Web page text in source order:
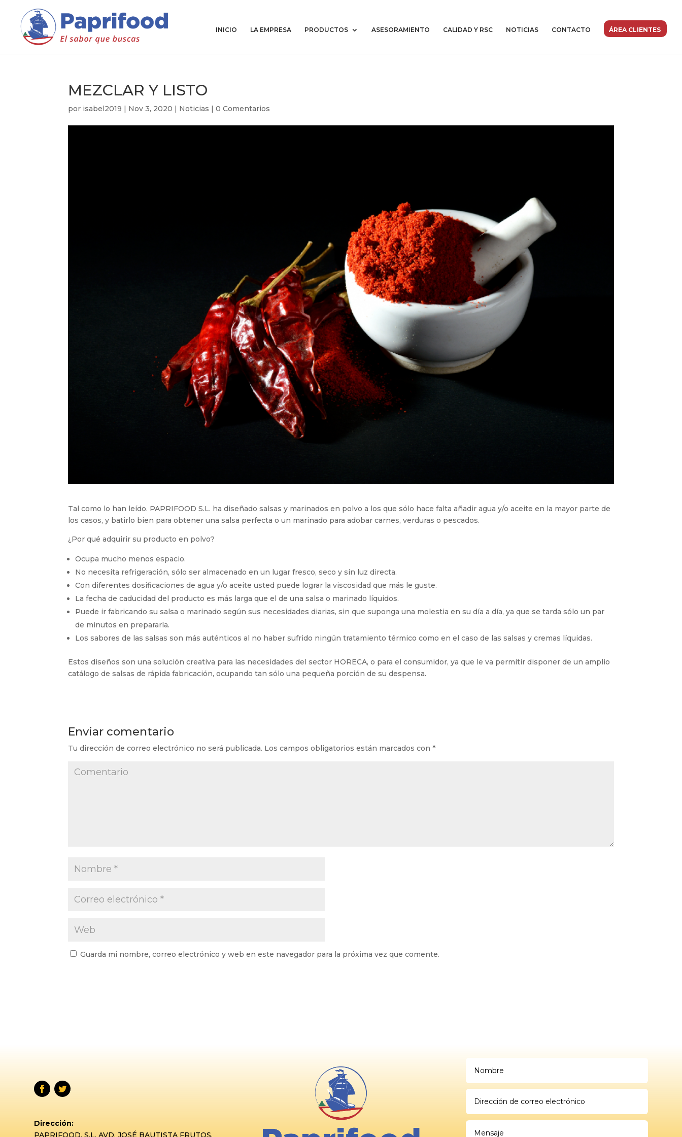
INICIO LA EMPRESA PRODUCTOS ASESORAMIENTO CALIDAD Y RSC NOTICIAS CONTACTO ÁREA CLIENTES
MEZCLAR Y LISTO
por isabel2019 | Nov 3, 2020 | Noticias |0 Comentarios
Tal como lo han leído. PAPRIFOOD S.L. ha diseñado salsas y marinados en polvo a los que sólo hace falta añadir agua y/o aceite en la mayor parte de
los casos, y batirlo bien para obtener una salsa perfecta o un marinado para adobar carnes, verduras o pescados.
¿Por qué adquirir su producto en polvo?
Ocupa mucho menos espacio.
No necesita refrigeración, sólo ser almacenado en un lugar fresco, seco y sin luz directa.
Con diferentes dosificaciones de agua y/o aceite usted puede lograr la viscosidad que más le guste.
La fecha de caducidad del producto es más larga que el de una salsa o marinado líquidos.
Puede ir fabricando su salsa o marinado según sus necesidades diarias, sin que suponga una molestia en su día a día, ya que se tarda sólo un par
de minutos en prepararla.
Los sabores de las salsas son más auténticos al no haber sufrido ningún tratamiento térmico como en el caso de las salsas y cremas líquidas.
Estos diseños son una solución creativa para las necesidades del sector HORECA, o para el consumidor, ya que le va permitir disponer de un amplio
catálogo de salsas de rápida fabricación, ocupando tan sólo una pequeña porción de su despensa.
Enviar comentario
Tu dirección de correo electrónico no será publicada. Los campos obligatorios están marcados con*
Guarda mi nombre, correo electrónico y web en este navegador para la próxima vez que comente.
Dirección:
PAPRIFOOD, S.L. AVD. JOSÉ BAUTISTA FRUTOS,